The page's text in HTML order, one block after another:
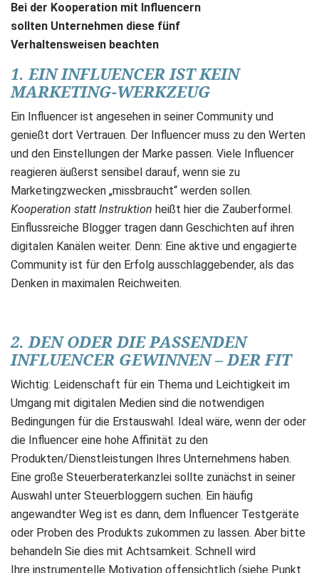
Bei der Kooperation mit Influencern
sollten Unternehmen diese fünf
Verhaltensweisen beachten
1. EIN INFLUENCER IST KEIN
MARKETING-WERKZEUG
Ein Influencer ist angesehen in seiner Community und
genießt dort Vertrauen. Der Influencer muss zu den Werten
und den Einstellungen der Marke passen. Viele Influencer
reagieren äußerst sensibel darauf, wenn sie zu
Marketingzwecken „missbraucht“ werden sollen.
Kooperation statt Instruktion heißt hier die Zauberformel.
Einflussreiche Blogger tragen dann Geschichten auf ihren
digitalen Kanälen weiter. Denn: Eine aktive und engagierte
Community ist für den Erfolg ausschlaggebender, als das
Denken in maximalen Reichweiten.
2. DEN ODER DIE PASSENDEN
INFLUENCER GEWINNEN – DER FIT
Wichtig: Leidenschaft für ein Thema und Leichtigkeit im
Umgang mit digitalen Medien sind die notwendigen
Bedingungen für die Erstauswahl. Ideal wäre, wenn der oder
die Influencer eine hohe Affinität zu den
Produkten/Dienstleistungen Ihres Unternehmens haben.
Eine große Steuerberaterkanzlei sollte zunächst in seiner
Auswahl unter Steuerbloggern suchen. Ein häufig
angewandter Weg ist es dann, dem Influencer Testgeräte
oder Proben des Produkts zukommen zu lassen. Aber bitte
behandeln Sie dies mit Achtsamkeit. Schnell wird
Ihre instrumentelle Motivation offensichtlich (siehe Punkt